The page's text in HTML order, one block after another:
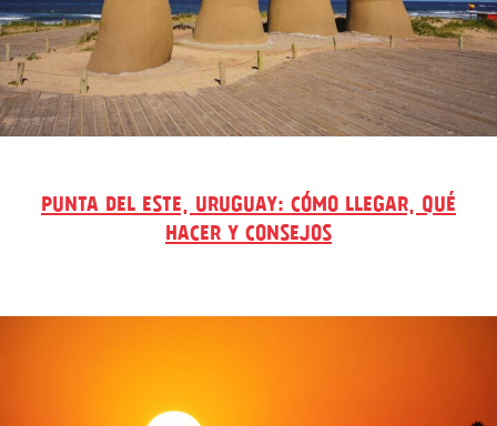
PUNTA DEL ESTE, URUGUAY: CÓMO LLEGAR, QUÉ
HACER Y CONSEJOS